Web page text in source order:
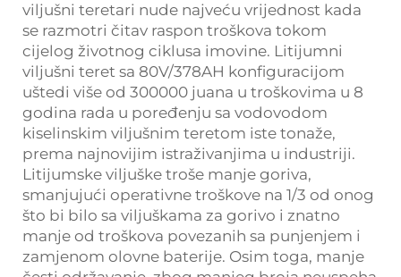
viljušni teretari nude najveću vrijednost kada
se razmotri čitav raspon troškova tokom
cijelog životnog ciklusa imovine. Litijumni
viljušni teret sa 80V/378AH konfiguracijom
uštedi više od 300000 juana u troškovima u 8
godina rada u poređenju sa vodovodom
kiselinskim viljušnim teretom iste tonaže,
prema najnovijim istraživanjima u industriji.
Litijumske viljuške troše manje goriva,
smanjujući operativne troškove na 1/3 od onog
što bi bilo sa viljuškama za gorivo i znatno
manje od troškova povezanih sa punjenjem i
zamjenom olovne baterije. Osim toga, manje